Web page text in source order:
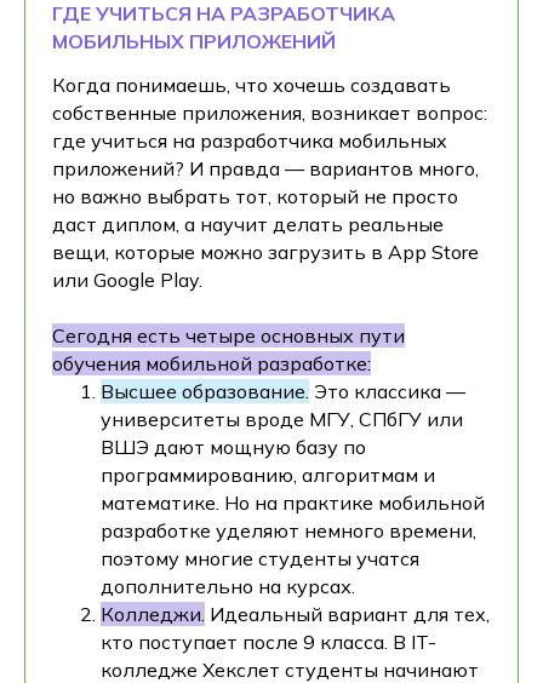
ГДЕ УЧИТЬСЯ НА РАЗРАБОТЧИКА
МОБИЛЬНЫХ ПРИЛОЖЕНИЙ
Когда понимаешь, что хочешь создавать
собственные приложения, возникает вопрос:
где учиться на разработчика мобильных
приложений? И правда — вариантов много,
но важно выбрать тот, который не просто
даст диплом, а научит делать реальные
вещи, которые можно загрузить в App Store
или Google Play.
Сегодня есть четыре основных пути
обучения мобильной разработке:
Высшее образование. Это классика —
университеты вроде МГУ, СПбГУ или
ВШЭ дают мощную базу по
программированию, алгоритмам и
математике. Но на практике мобильной
разработке уделяют немного времени,
поэтому многие студенты учатся
дополнительно на курсах.
Колледжи. Идеальный вариант для тех,
кто поступает после 9 класса. В IT-
колледже Хекслет студенты начинают